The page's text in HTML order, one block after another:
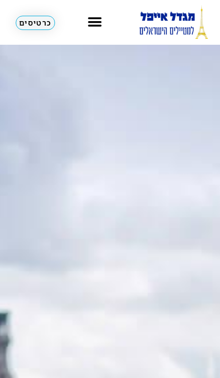
כרטיסים